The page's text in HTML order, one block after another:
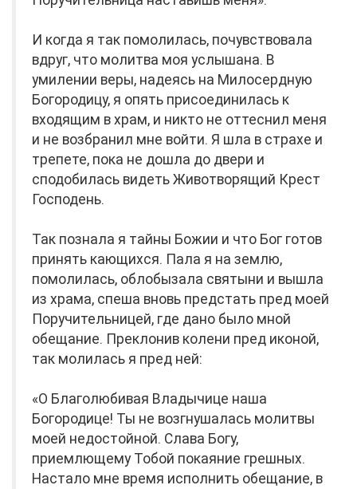
И когда я так помолилась, почувствовала
вдруг, что молитва моя услышана. В
умилении веры, надеясь на Милосердную
Богородицу, я опять присоединилась к
входящим в храм, и никто не оттеснил меня
и не возбранил мне войти. Я шла в страхе и
трепете, пока не дошла до двери и
сподобилась видеть Животворящий Крест
Господень.
Так познала я тайны Божии и что Бог готов
принять кающихся. Пала я на землю,
помолилась, облобызала святыни и вышла
из храма, спеша вновь предстать пред моей
Поручительницей, где дано было мной
обещание. Преклонив колени пред иконой,
так молилась я пред ней:
«О Благолюбивая Владычице наша
Богородице! Ты не возгнушалась молитвы
моей недостойной. Слава Богу,
приемлющему Тобой покаяние грешных.
Настало мне время исполнить обещание, в